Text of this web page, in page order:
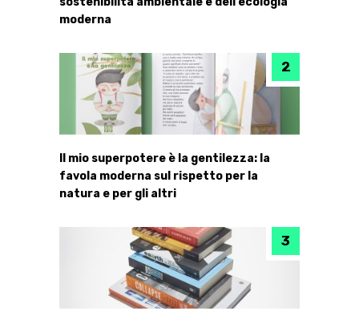
moderna
Il mio superpotere è la gentilezza: la
favola moderna sul rispetto per la
natura e per gli altri